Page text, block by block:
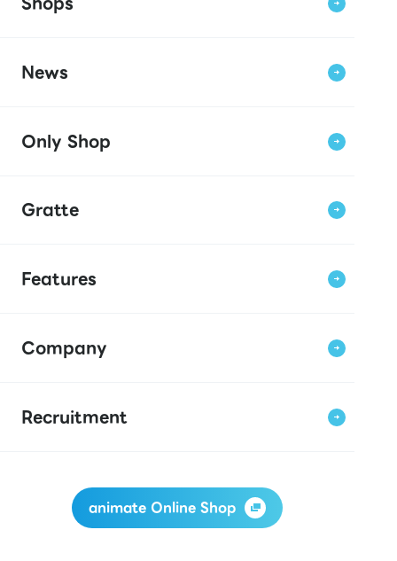
News
Only Shop
Gratte
Features
Company
Recruitment
animate Online Shop